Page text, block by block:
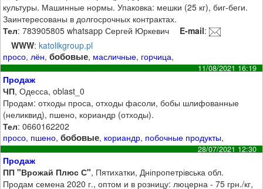
культуры. Машинные нормы. Упаковка: мешки (25 кг), биг-беги.
Заинтересованы в долгосрочных контрактах.
Тел: 783905805 whatsapp Сергей Юркевич E-mail:
WWW:katolikgroup.pl
просо,лён,бобовые, масличные, горчица,
11/08/2021 16:19
Продаж
ЧП, Одесса, oblast_0
Продам: отходы проса, отходы фасоли, бобы шлифованные
(неликвид), пшено, кориандр (отходы).
Тел: 0660162202
просо, пшено,бобовые, кориандр, побочные продукты,
28/07/2021 12:30
Продаж
ПП "Врожай Плюс С", Пятихатки, Дніпропетрівська обл.
Продам семена 2020 г., оптом и в розницу: люцерна - 75 грн./кг,